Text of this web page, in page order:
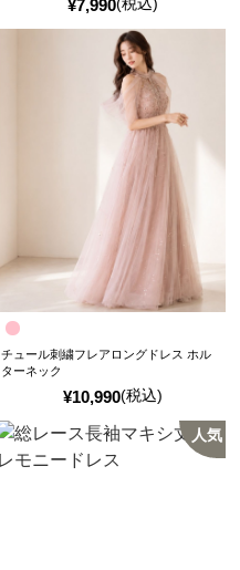
¥7,990
¥10,990(税込)
チュール刺繍フレアロングドレス ホル
ターネック
人気